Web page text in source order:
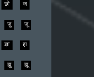
छो ज
जु जू
ज्ञा झ
झु झू